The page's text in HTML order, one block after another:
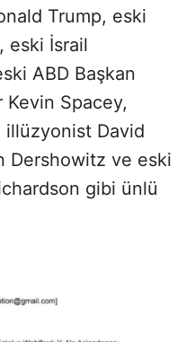
Trump, eski
eski İsrail
ABD Başkan
Kevin Spacey,
illüzyonist David
Dershowitz ve eski
gibi ünlü